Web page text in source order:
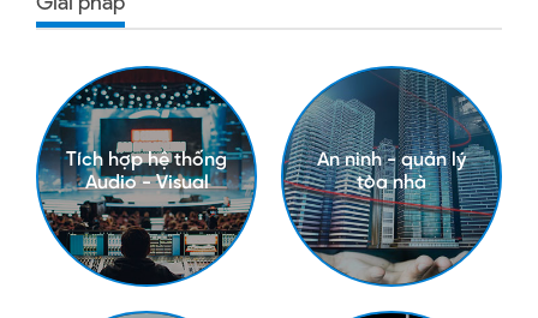
Tích hợp hệ thống
Audio - Visual
An ninh - quản lý
tòa nhà